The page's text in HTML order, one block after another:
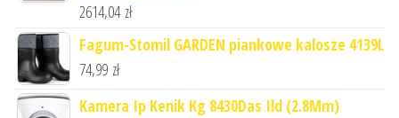
2614,04 zł
Fagum-Stomil GARDEN piankowe kalosze 4139L
74,99 zł
Kamera Ip Kenik Kg 8430Das Ild (2.8Mm)